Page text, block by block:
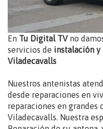
En Tu Digital TVno
servicios de instalación y
Viladecavalls
Nuestros antenistas
desde reparaciones en
reparaciones en grandes
Viladecavalls. Nuestra